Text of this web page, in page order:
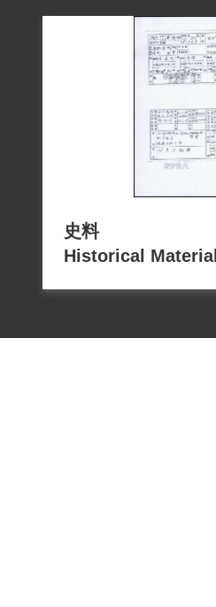
史料
Historical